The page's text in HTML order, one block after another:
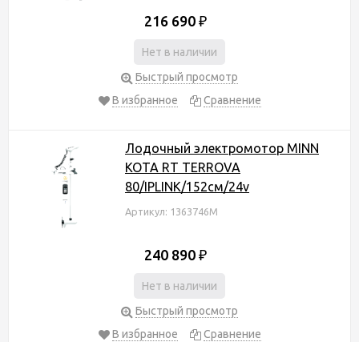
216 690 ₽
Нет в наличии
Быстрый просмотр
В избранное
Сравнение
Лодочный электромотор MINN
KOTA RT TERROVA
80/IPLINK/152см/24v
Артикул: 1363746M
240 890 ₽
Нет в наличии
Быстрый просмотр
В избранное
Сравнение